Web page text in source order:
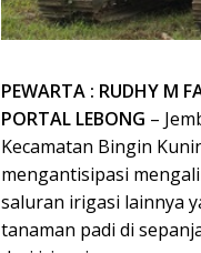
PEWARTA : RUDHY M
PORTAL LEBONG –
Kecamatan Bingin
mengantisipasi
saluran irigasi lainnya
tanaman padi di